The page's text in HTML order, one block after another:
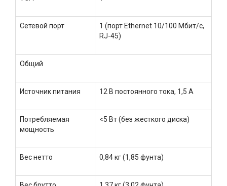
Сетевой порт
1 (порт Ethernet 10/100 Мбит/с,
RJ-45)
Общий
Источник питания 12 В постоянного тока, 1,5 А
Потребляемая
мощность
<5 Вт (без жесткого диска)
Вес нетто 0,84 кг (1,85 фунта)